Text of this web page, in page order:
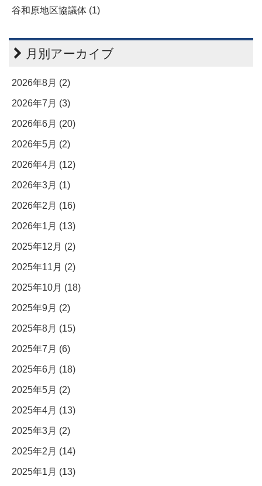
谷和原地区協議体 (1)
月別アーカイブ
2026年8月 (2)
2026年7月 (3)
2026年6月 (20)
2026年5月 (2)
2026年4月 (12)
2026年3月 (1)
2026年2月 (16)
2026年1月 (13)
2025年12月 (2)
2025年11月 (2)
2025年10月 (18)
2025年9月 (2)
2025年8月 (15)
2025年7月 (6)
2025年6月 (18)
2025年5月 (2)
2025年4月 (13)
2025年3月 (2)
2025年2月 (14)
2025年1月 (13)